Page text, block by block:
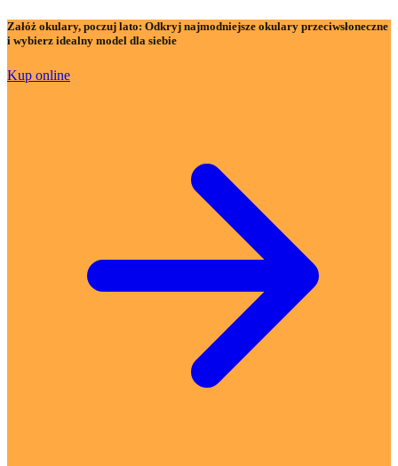
Załóż okulary, poczuj lato: Odkryj najmodniejsze okulary przeciwsłoneczne
i wybierz idealny model dla siebie
Kup online